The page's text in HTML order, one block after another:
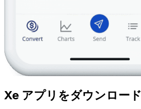
Xe アプリをダウンロード